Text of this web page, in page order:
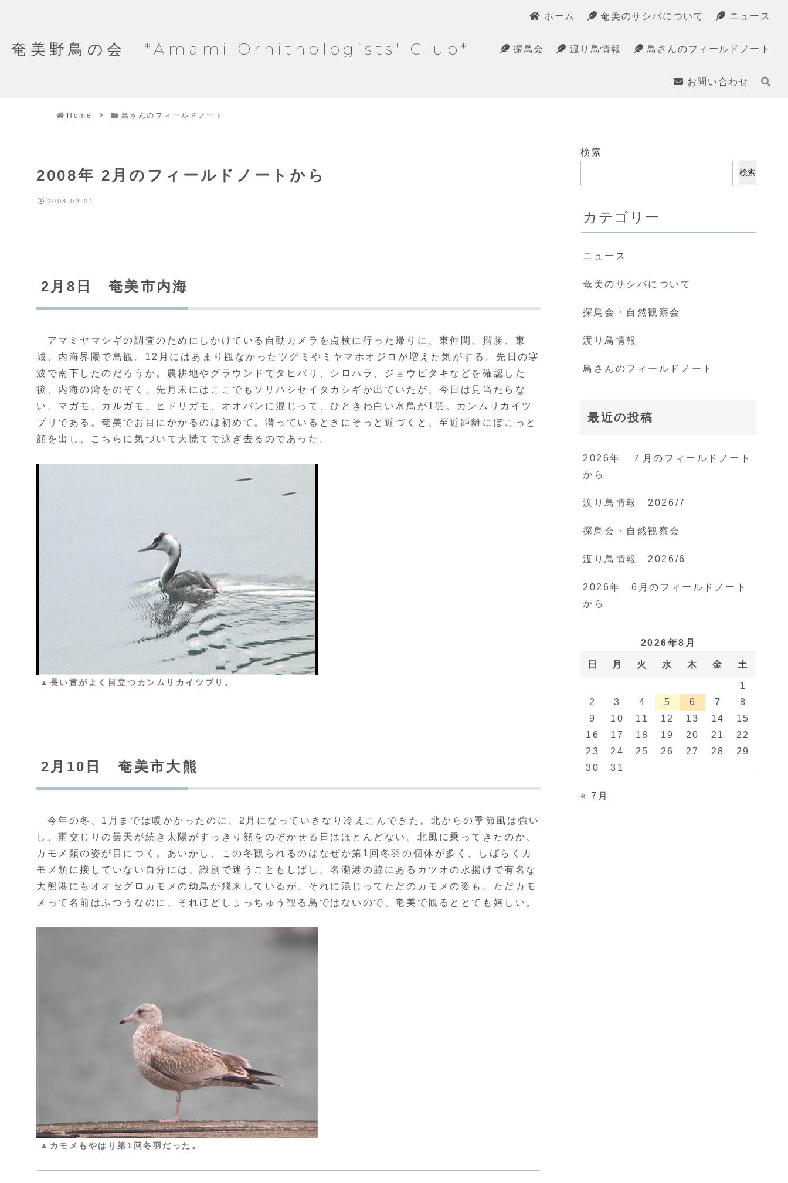
奄美野鳥の会 *Amami Ornithologists' Club*
ホーム 奄美のサシバについて ニュース
探鳥会 渡り鳥情報 鳥さんのフィールドノート
お問い合わせ
Home 鳥さんのフィールドノート
2008年 2月のフィールドノートから
2008.03.01
2月8日 奄美市内海
アマミヤマシギの調査のためにしかけている自動カメラを点検に行った帰りに、東仲間、摺勝、東
城、内海界隈で鳥観。12月にはあまり観なかったツグミやミヤマホオジロが増えた気がする。先日の寒
波で南下したのだろうか。農耕地やグラウンドでタヒバリ、シロハラ、ジョウビタキなどを確認した
後、内海の湾をのぞく。先月末にはここでもソリハシセイタカシギが出ていたが、今日は見当たらな
い。マガモ、カルガモ、ヒドリガモ、オオバンに混じって、ひときわ白い水鳥が1羽。カンムリカイツ
ブリである。奄美でお目にかかるのは初めて。潜っているときにそっと近づくと、至近距離にぽこっと
顔を出し、こちらに気づいて大慌てで泳ぎ去るのであった。
▲長い首がよく目立つカンムリカイツブリ。
2月10日 奄美市大熊
今年の冬、1月までは暖かかったのに、2月になっていきなり冷えこんできた。北からの季節風は強い
し、雨交じりの曇天が続き太陽がすっきり顔をのぞかせる日はほとんどない。北風に乗ってきたのか、
カモメ類の姿が目につく。あいかし、この冬観られるのはなぜか第1回冬羽の個体が多く、しばらくカ
モメ類に接していない自分には、識別で迷うこともしばし。名瀬港の脇にあるカツオの水揚げで有名な
大熊港にもオオセグロカモメの幼鳥が飛来しているが、それに混じってただのカモメの姿も。ただカモ
メって名前はふつうなのに、それほどしょっちゅう観る鳥ではないので、奄美で観るととても嬉しい。
▲カモメもやはり第1回冬羽だった。
検索
検索
カテゴリー
ニュース
奄美のサシバについて
探鳥会・自然観察会
渡り鳥情報
鳥さんのフィールドノート
最近の投稿
2026年 ７月のフィールドノート
から
渡り鳥情報 2026/7
探鳥会・自然観察会
渡り鳥情報 2026/6
2026年 6月のフィールドノート
から
2026年8月
日 月 火 水 木 金 土
1
2
3 4 5 6 7
8
9
10 11 12 13 14
15
16
17 18 19 20 21
22
23
24 25 26 27 28
29
30
31
« 7月